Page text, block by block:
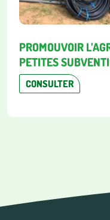
PROMOUVOIR
PETITES
CONSULTER